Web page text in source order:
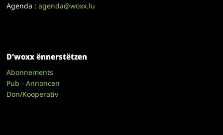
Agenda :agenda@woxx.lu
D’woxx ënnerstëtzen
Abonnements
Pub - Annoncen
Don/Kooperativ